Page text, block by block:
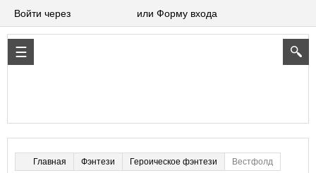
Войти через или Форму входа
Главная Фэнтези Героическое фэнтези Вестфолд